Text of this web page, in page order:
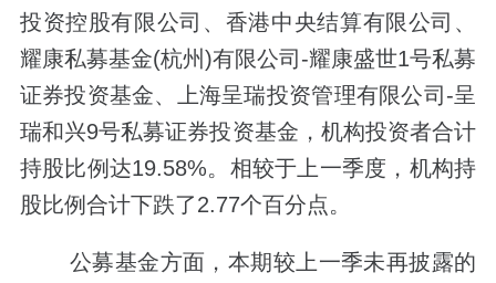
投资控股有限公司、香港中央结算有限公司、
耀康私募基金(杭州)有限公司-耀康盛世1号私募
证券投资基金、上海呈瑞投资管理有限公司-呈
瑞和兴9号私募证券投资基金，机构投资者合计
持股比例达19.58%。相较于上一季度，机构持
股比例合计下跌了2.77个百分点。
公募基金方面，本期较上一季未再披露的